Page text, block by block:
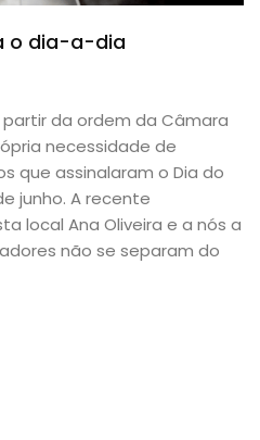
o dia-a-dia
da ordem da Câmara
necessidade de
que assinalaram o Dia do
junho. A recente
local Ana Oliveira e a nós a
não se separam do